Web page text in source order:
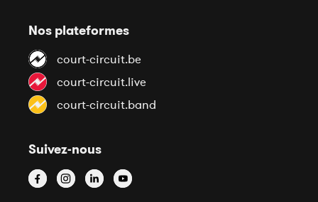
Nos plateformes
court-circuit.be
court-circuit.live
court-circuit.band
Suivez-nous